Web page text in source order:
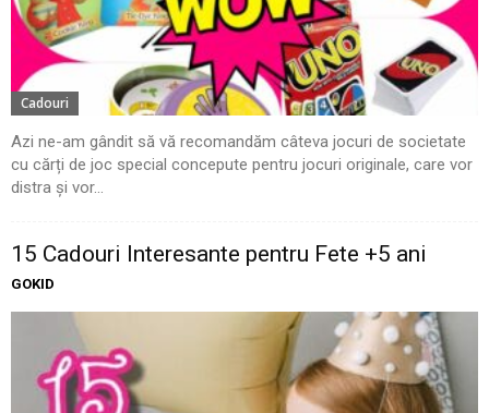
Cadouri
Azi ne-am gândit să vă recomandăm câteva jocuri de societate
cu cărți de joc special concepute pentru jocuri originale, care vor
distra și vor...
15 Cadouri Interesante pentru Fete +5 ani
GOKID